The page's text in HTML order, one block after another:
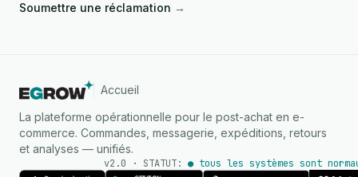
Soumettre une réclamation →
Accueil
La plateforme opérationnelle pour le post-achat en e-
commerce. Commandes, messagerie, expéditions, retours
et analyses — unifiés.
v2.0 · STATUT: ● tous les systèmes sont